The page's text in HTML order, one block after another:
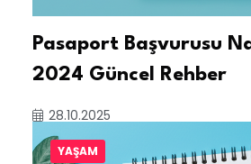
Pasaport Başvurusu
2024 Güncel Rehber
28.10.2025
YAŞAM